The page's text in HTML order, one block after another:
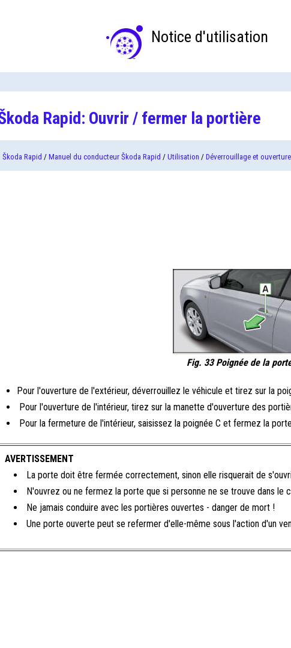
Notice d'utilisation
Rapid: Ouvrir / fermer la portière
Škoda Rapid / Manuel du conducteur Škoda Rapid / Utilisation / Déverrouillage et ouverture
Fig. 33 Poignée de la
Pour l'ouverture de l'extérieur, déverrouillez le véhicule et tirez sur la
Pour l'ouverture de l'intérieur, tirez sur la manette d'ouverture des
Pour la fermeture de l'intérieur, saisissez la poignée C et fermez la
AVERTISSEMENT
La porte doit être fermée correctement, sinon elle risquerait de
N'ouvrez ou ne fermez la porte que si personne ne se trouve dans
Ne jamais conduire avec les portières ouvertes - danger de mort !
Une porte ouverte peut se refermer d'elle-même sous l'action d'un